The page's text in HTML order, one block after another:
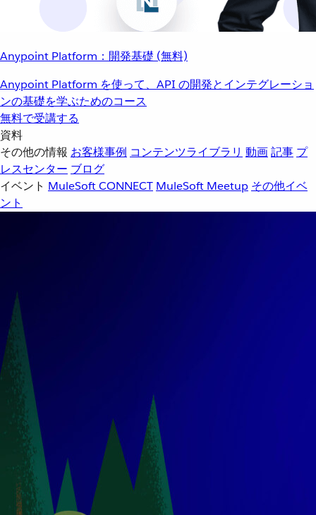
Anypoint Platform：開発基礎 (無料)
Anypoint Platform を使って、API の開発とインテグレーショ
ンの基礎を学ぶためのコース
無料で受講する
資料
その他の情報 お客様事例 コンテンツライブラリ 動画記事 プ
レスセンター ブログ
イベント MuleSoft CONNECT MuleSoft Meetup その他イベ
ント